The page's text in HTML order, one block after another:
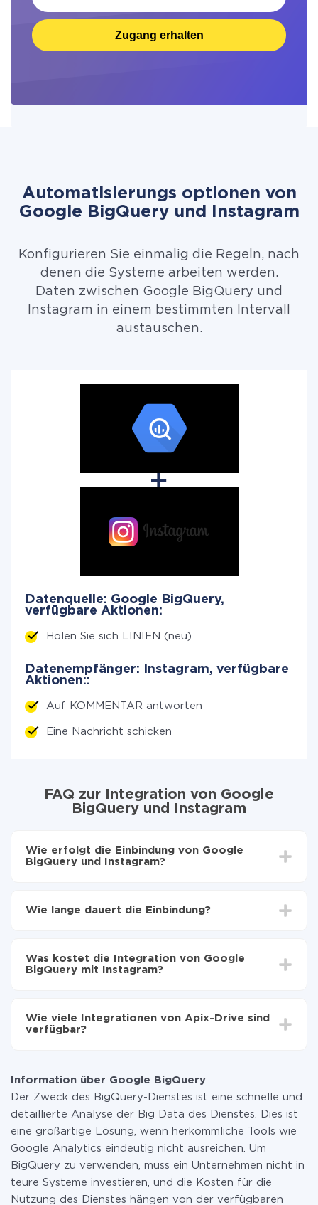
Zugang erhalten
Automatisierungs optionen von
Google BigQuery und Instagram
Konfigurieren Sie einmalig die Regeln, nach
denen die Systeme arbeiten werden.
Daten zwischen Google BigQuery und
Instagram in einem bestimmten Intervall
austauschen.
Datenquelle: Google BigQuery,
verfügbare Aktionen:
Holen Sie sich LINIEN (neu)
Datenempfänger: Instagram, verfügbare
Aktionen::
Auf KOMMENTAR antworten
Eine Nachricht schicken
FAQ zur Integration von Google
BigQuery und Instagram
Wie erfolgt die Einbindung von Google
BigQuery und Instagram?
Instagram zu übertragen
BigQuery auf Instagram übertragen
Wie lange dauert die Einbindung?
Im Durchschnitt dauert es 10-15 Minuten.
Was kostet die Integration von Google
BigQuery mit Instagram?
zahlen nur für die Datenmenge, die über unseren
Service von einem System auf ein anderes übertragen
Weitere Informationen zu
Tarifen.
Wie viele Integrationen von Apix-Drive sind
verfügbar?
Information über Google BigQuery
Der Zweck des BigQuery-Dienstes ist eine schnelle und
detaillierte Analyse der Big Data des Dienstes. Dies ist
eine großartige Lösung, wenn herkömmliche Tools wie
Google Analytics eindeutig nicht ausreichen. Um
BigQuery zu verwenden, muss ein Unternehmen nicht in
teure Systeme investieren, und die Kosten für die
Nutzung des Dienstes hängen von der verfügbaren